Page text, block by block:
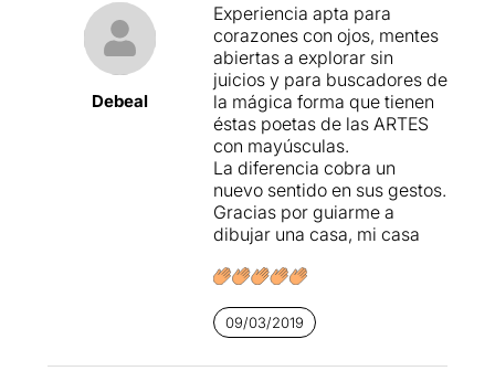
Debeal
Experiencia apta para
corazones con ojos, mentes
abiertas a explorar sin
juicios y para buscadores de
la mágica forma que tienen
éstas poetas de las ARTES
con mayúsculas.
La diferencia cobra un
nuevo sentido en sus gestos.
Gracias por guiarme a
dibujar una casa, mi casa
09/03/2019